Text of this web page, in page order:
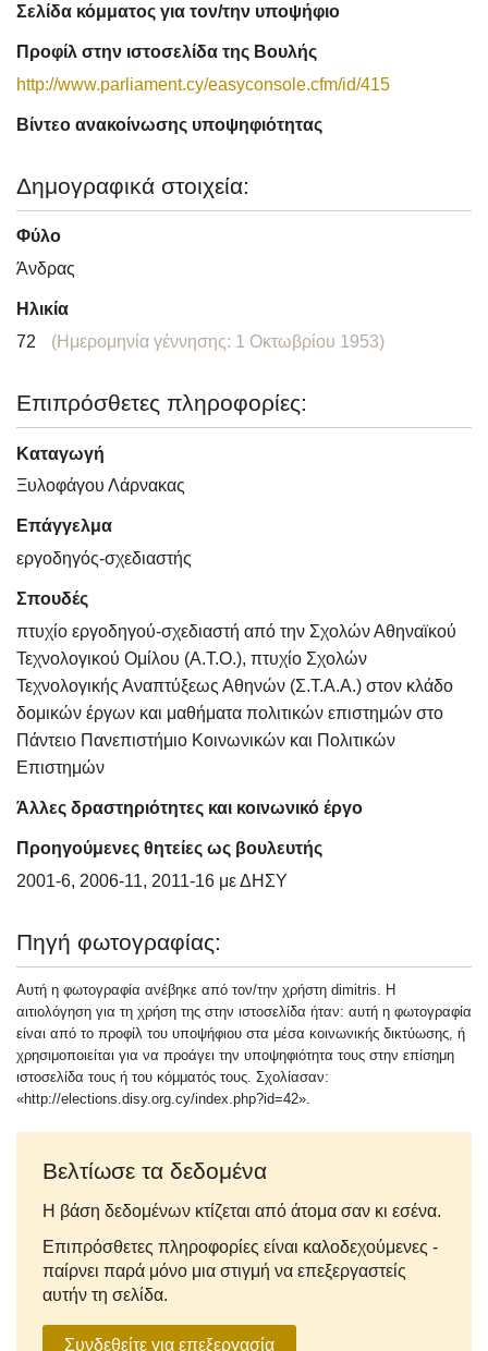
Σελίδα κόμματος για τον/την υποψήφιο
Προφίλ στην ιστοσελίδα της Βουλής
http://www.parliament.cy/easyconsole.cfm/id/415
Βίντεο ανακοίνωσης υποψηφιότητας
Δημογραφικά στοιχεία:
Φύλο
Άνδρας
Ηλικία
72
(Ημερομηνία γέννησης: 1 Οκτωβρίου 1953)
Επιπρόσθετες πληροφορίες:
Καταγωγή
Ξυλοφάγου Λάρνακας
Επάγγελμα
εργοδηγός-σχεδιαστής
Σπουδές
πτυχίο εργοδηγού-σχεδιαστή από την Σχολών Αθηναϊκού
Τεχνολογικού Ομίλου (Α.Τ.Ο.), πτυχίο Σχολών
Τεχνολογικής Αναπτύξεως Αθηνών (Σ.Τ.Α.Α.) στον κλάδο
δομικών έργων και μαθήματα πολιτικών επιστημών στο
Πάντειο Πανεπιστήμιο Κοινωνικών και Πολιτικών
Επιστημών
Άλλες δραστηριότητες και κοινωνικό έργο
Προηγούμενες θητείες ως βουλευτής
2001-6, 2006-11, 2011-16 με ΔΗΣΥ
Πηγή φωτογραφίας:
Αυτή η φωτογραφία ανέβηκε από τον/την χρήστη dimitris. Η
αιτιολόγηση για τη χρήση της στην ιστοσελίδα ήταν: αυτή η φωτογραφία
είναι από το προφίλ του υποψήφιου στα μέσα κοινωνικής δικτύωσης, ή
χρησιμοποιείται για να προάγει την υποψηφιότητα τους στην επίσημη
ιστοσελίδα τους ή του κόμματός τους. Σχολίασαν:
«http://elections.disy.org.cy/index.php?id=42».
Βελτίωσε τα δεδομένα
Η βάση δεδομένων κτίζεται από άτομα σαν κι εσένα.
Επιπρόσθετες πληροφορίες είναι καλοδεχούμενες -
παίρνει παρά μόνο μια στιγμή να επεξεργαστείς
αυτήν τη σελίδα.
Συνδεθείτε για επεξεργασία